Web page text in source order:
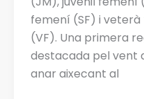
femení (SF) i
(VF). Una primera
destacada pel vent
anar aixecant al